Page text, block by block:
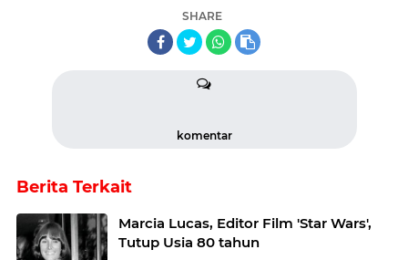
SHARE
komentar
Berita Terkait
Marcia Lucas, Editor Film 'Star Wars',
Tutup Usia 80 tahun